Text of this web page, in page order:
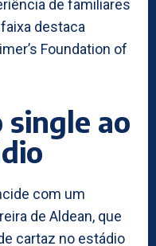
de familiares
destaca
Foundation of
single ao
com um
de Aldean, que
cartaz no estádio